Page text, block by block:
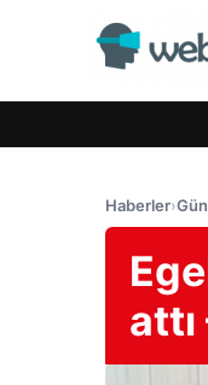
Haberler›
attı